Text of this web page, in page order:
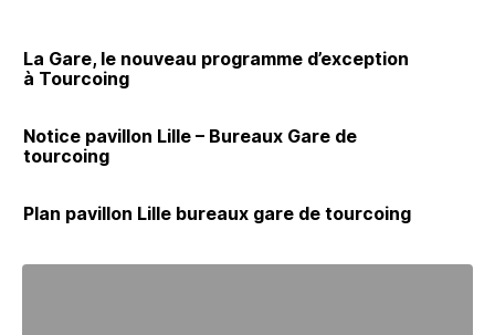
La Gare, le nouveau programme d’exception
à Tourcoing
Notice pavillon Lille – Bureaux Gare de
tourcoing
Plan pavillon Lille bureaux gare de tourcoing